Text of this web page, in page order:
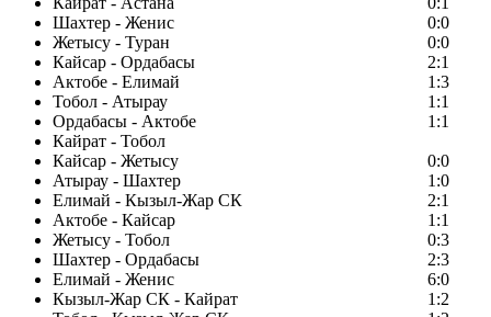
Шахтер - Женис
0:0
Жетысу - Туран
0:0
Кайсар - Ордабасы
2:1
Актобе - Елимай
1:3
Тобол - Атырау
1:1
Ордабасы - Актобе
1:1
Кайрат - Тобол
Кайсар - Жетысу
0:0
Атырау - Шахтер
1:0
Елимай - Кызыл-Жар СК
2:1
Актобе - Кайсар
1:1
Жетысу - Тобол
0:3
Шахтер - Ордабасы
2:3
Елимай - Женис
6:0
Кызыл-Жар СК - Кайрат
1:2